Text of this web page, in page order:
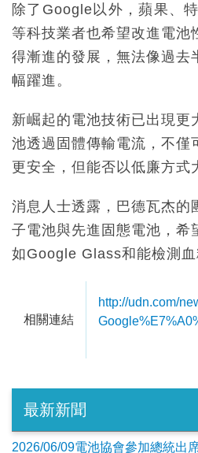
除了Google以外，蘋果、
等科技業者也希望改進電池
得漸進的發展，無法像過去
幅躍進。
新崛起的電池技術已出現更
池透過固體傳輸電流，不僅
更安全，但能否以低廉方式
消息人士透露，巴德瓦杰的
子電池與先進固態電池，希
如Google Glass和能檢測血
相關連結
http://udn.com/
最新新聞
2026/06/09電池協會參加總統出